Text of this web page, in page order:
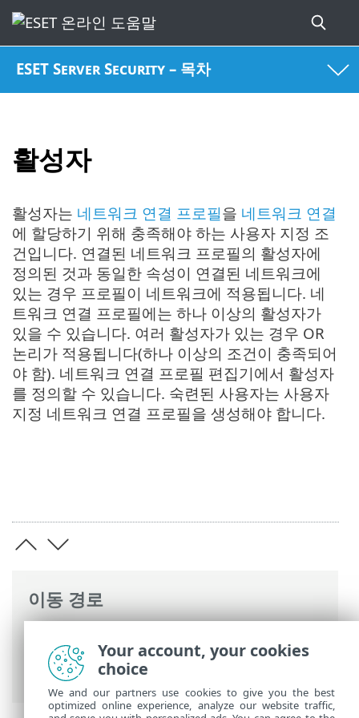
ESET Server Security – 목차
활성자
이동 경로
고급 설정>보호>네트워크 접근 보호>
네트워크 연결 윤곽
활성자는 네트워크 연결 프로필을 네트워크 연결
에 할당하기 위해 충족해야 하는 사용자 지정 조
건입니다. 연결된 네트워크 프로필의 활성자에
정의된 것과 동일한 속성이 연결된 네트워크에
있는 경우 프로필이 네트워크에 적용됩니다. 네
트워크 연결 프로필에는 하나 이상의 활성자가
있을 수 있습니다. 여러 활성자가 있는 경우 OR
논리가 적용됩니다(하나 이상의 조건이 충족되어
야 함). 네트워크 연결 프로필 편집기에서 활성자
를 정의할 수 있습니다. 숙련된 사용자는 사용자
지정 네트워크 연결 프로필을 생성해야 합니다.
Your account, your cookies
choice
We and our partners use cookies to give you the best
optimized online experience, analyze our website traffic,